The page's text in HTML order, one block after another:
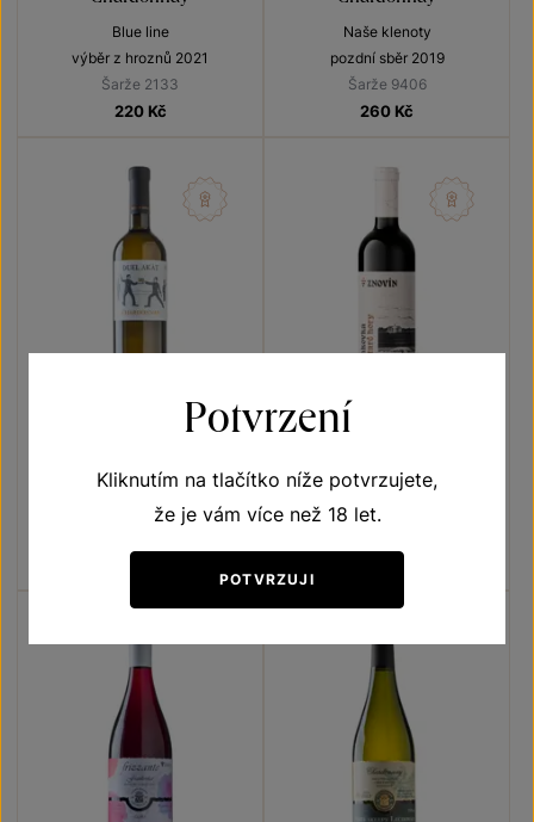
Blue line
výběr z hroznů 2021
Šarže 2133
220 Kč
Naše klenoty
pozdní sběr 2019
Šarže 9406
260 Kč
Naše klenoty
pozdní sběr 2019
Terroir - toulky vinicemi
pozdní sběr 2021
Potvrzení
Kliknutím na tlačítko níže potvrzujete,
že je vám více než 18 let.
POTVRZUJI